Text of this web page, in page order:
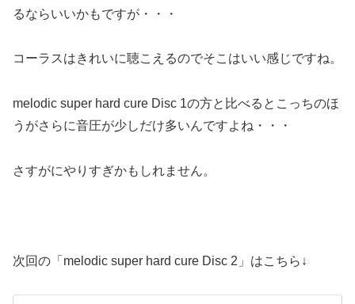
るならいいかもですが・・・
コーラスはきれいに聴こえるのでそこはいい感じですね。
melodic super hard cure Disc 1の方と比べるとこっちのほ
うがさらに音圧が少しだけ多いんですよね・・・
さすがにやりすぎかもしれません。
次回の「melodic super hard cure Disc 2」はこちら↓